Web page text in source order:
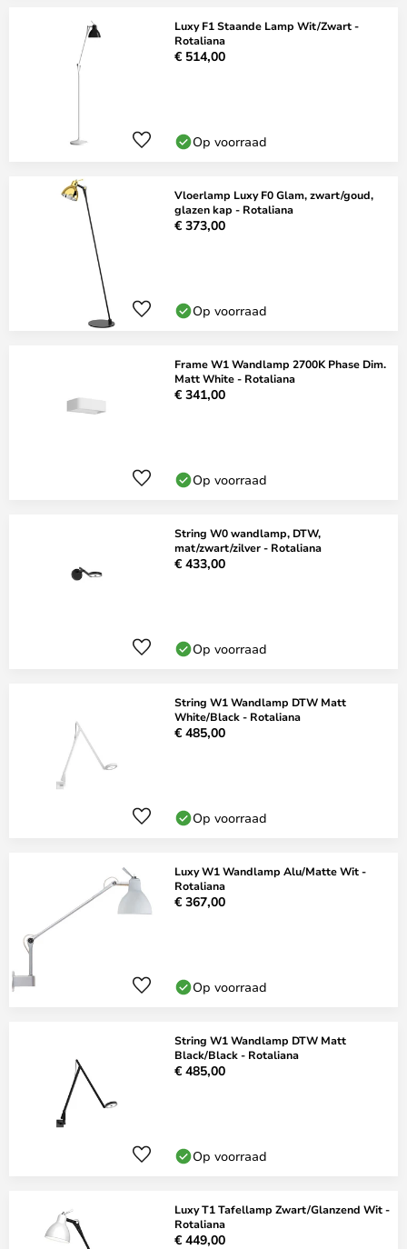
Luxy F1 Staande Lamp Wit/Zwart -
Rotaliana
€ 514,00
Op voorraad
Vloerlamp Luxy F0 Glam, zwart/goud,
glazen kap - Rotaliana
€ 373,00
Op voorraad
Frame W1 Wandlamp 2700K Phase Dim.
Matt White - Rotaliana
€ 341,00
Op voorraad
String W0 wandlamp, DTW,
mat/zwart/zilver - Rotaliana
€ 433,00
Op voorraad
String W1 Wandlamp DTW Matt
White/Black - Rotaliana
€ 485,00
Op voorraad
Luxy W1 Wandlamp Alu/Matte Wit -
Rotaliana
€ 367,00
Op voorraad
String W1 Wandlamp DTW Matt
Black/Black - Rotaliana
€ 485,00
Op voorraad
Luxy T1 Tafellamp Zwart/Glanzend Wit -
Rotaliana
€ 449,00